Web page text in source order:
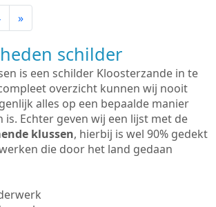
»
schilder
is een schilder Kloosterzande in te
overzicht kunnen wij nooit
alles op een bepaalde manier
is. Echter geven wij een lijst met de
klussen, hierbij is wel 90% gedekt
die door het land gedaan